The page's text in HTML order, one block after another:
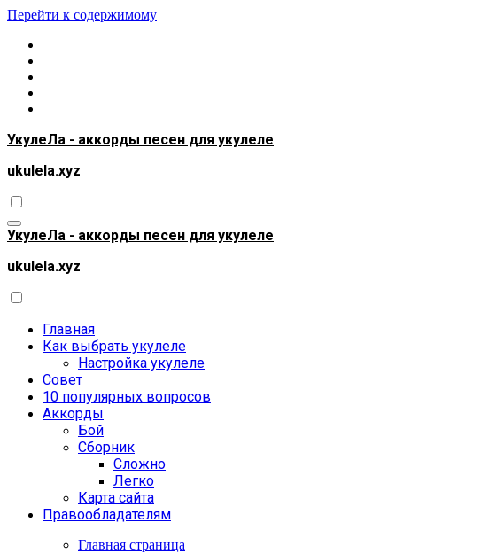
Перейти к содержимому
УкулеЛа - аккорды песен для укулеле
ukulela.xyz
УкулеЛа - аккорды песен для укулеле
ukulela.xyz
Главная
Как выбрать укулеле
Настройка укулеле
Совет
10 популярных вопросов
Аккорды
Бой
Сборник
Сложно
Легко
Карта сайта
Правообладателям
Главная страница